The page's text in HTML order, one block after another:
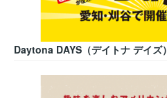
Daytona DAYS（デイトナ デイズ）